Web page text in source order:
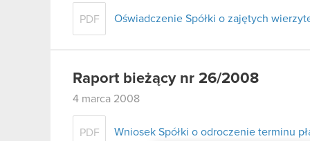
PDF Oświadczenie Spółki o zajętych
Raport bieżący nr 26/2008
4 marca 2008
PDF Wniosek Spółki o odroczenie terminu